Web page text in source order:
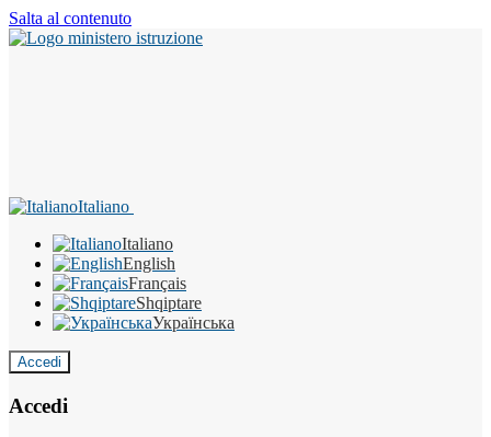
Salta al contenuto
Italiano
Italiano
English
Français
Shqiptare
Українська
Accedi
Accedi